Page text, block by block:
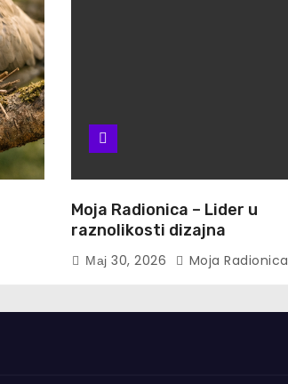
Moja Radionica – Lider u
raznolikosti dizajna
Мај 30, 2026 Moja Radionica